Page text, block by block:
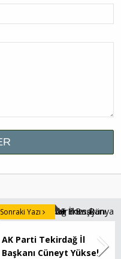
AK Parti Tekirdağ İl
Başkanı Cüneyt Yüksel
Sonraki Yazı